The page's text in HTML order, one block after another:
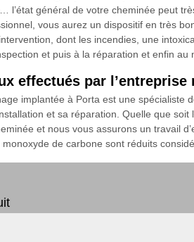
l’état général de votre cheminée peut
vous aurez un dispositif en très
dont les incendies, une
et puis à la réparation et enfin au
effectués par
implantée à Porta est une spécialiste
et sa réparation. Quelle que
et nous vous assurons un travail
de carbone sont réduits